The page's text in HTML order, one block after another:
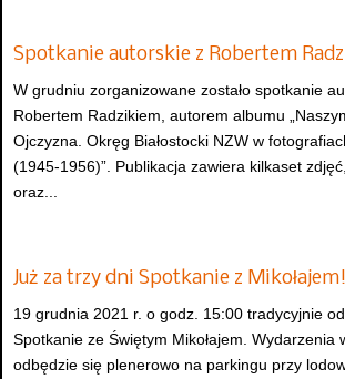
Spotkanie autorskie z Robertem
W grudniu zorganizowane zostało spotkanie
Robertem Radzikiem, autorem albumu
Ojczyzna. Okręg Białostocki NZW w
(1945-1956)”. Publikacja zawiera kilkaset
oraz...
Już za trzy dni Spotkanie z Mikołajem!
19 grudnia 2021 r. o godz. 15:00 tradycyjnie
Spotkanie ze Świętym Mikołajem. Wydarzenia
odbędzie się plenerowo na parkingu przy